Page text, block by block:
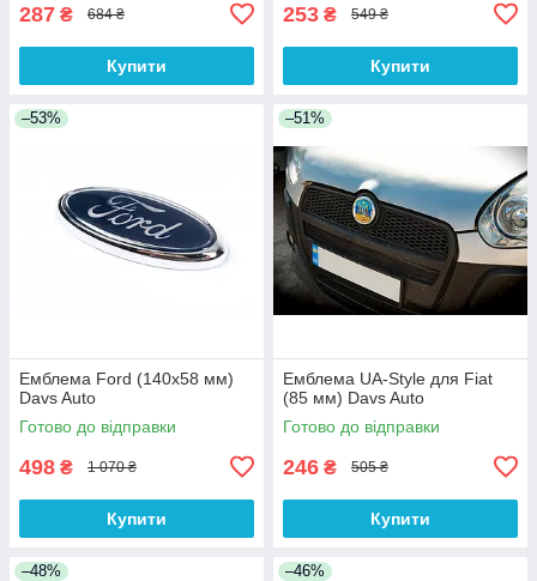
287 ₴ 684 ₴
Купити
253 ₴ 549 ₴
Купити
–53%
Емблема Ford (140х58 мм)
Davs Auto
Готово до відправки
498 ₴ 1 070 ₴
Купити
–51%
Емблема UA-Style для Fiat
(85 мм) Davs Auto
Готово до відправки
246 ₴ 505 ₴
Купити
–48% –46%